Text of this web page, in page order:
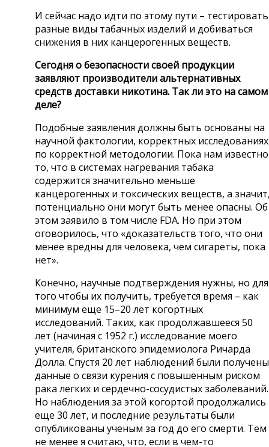
И сейчас надо идти по этому пути – тестировать
разные виды табачных изделий и добиваться
снижения в них канцерогенных веществ.
Сегодня о безопасности своей продукции
заявляют производители альтернативных
средств доставки никотина. Так ли это на самом
деле?
Подобные заявления должны быть основаны на
научной фактологии, корректных исследованиях
по корректной методологии. Пока нам известно
то, что в системах нагревания табака
содержится значительно меньше
канцерогенных и токсических веществ, а
потенциально они могут быть менее опасны. Об
этом заявило в том числе FDA. Но при этом
оговорилось, что «доказательств того, что они
менее вредны для человека, чем сигареты, пока
нет».
Конечно, научные подтверждения нужны, но для
того чтобы их получить, требуется время – как
минимум еще 15–20 лет когортных
исследований. Таких, как продолжавшееся 50
лет (начиная с 1952 г.) исследование моего
учителя, британского эпидемиолога Ричарда
Долла. Спустя 20 лет наблюдений были получены
данные о связи курения с повышенным риском
рака легких и сердечно-сосудистых заболеваний.
Но наблюдения за этой когортой продолжались
еще 30 лет, и последние результаты были
опубликованы ученым за год до его смерти. Тем
не менее я считаю, что, если в чем-то